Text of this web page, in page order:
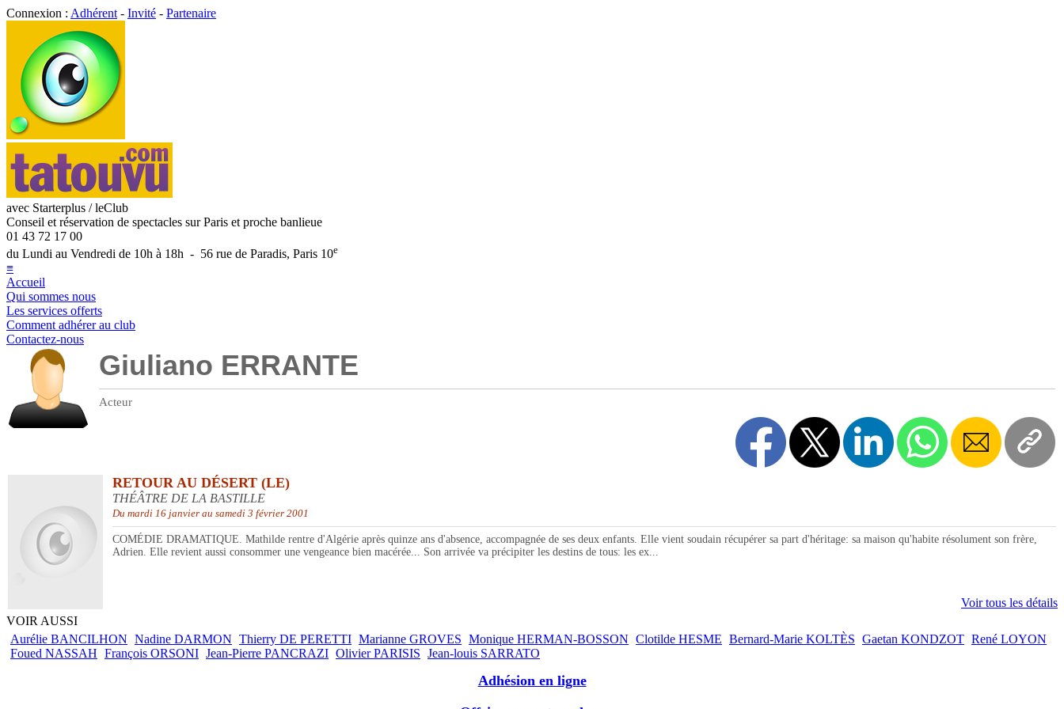
Connexion : Adhérent - Invité - Partenaire
avec Starterplus / leClub
Conseil et réservation de spectacles sur Paris et proche banlieue
01 43 72 17 00
du Lundi au Vendredi de 10h à 18h - 56 rue de Paradis, Paris 10e
≡
Accueil
Qui sommes nous
Les services offerts
Comment adhérer au club
Contactez-nous
Giuliano ERRANTE
Acteur
RETOUR AU DÉSERT (LE)
THÉÂTRE DE LA BASTILLE
Du mardi 16 janvier au samedi 3 février 2001
COMÉDIE DRAMATIQUE. Mathilde rentre d'Algérie après quinze ans d'absence, accompagnée de ses deux enfants. Elle vient soudain récupérer sa part d'héritage: sa maison qu'habite résolument son frère,
Adrien. Elle revient aussi consommer une vengeance bien macérée... Son arrivée va précipiter les destins de tous: les ex...
Voir tous les détails
VOIR AUSSI
Aurélie BANCILHON Nadine DARMON Thierry DE PERETTI Marianne GROVES Monique HERMAN-BOSSON Clotilde HESME Bernard-Marie KOLTÈS Gaetan KONDZOT René LOYON
Foued NASSAH François ORSONI Jean-Pierre PANCRAZI Olivier PARISIS Jean-louis SARRATO
Adhésion en ligne